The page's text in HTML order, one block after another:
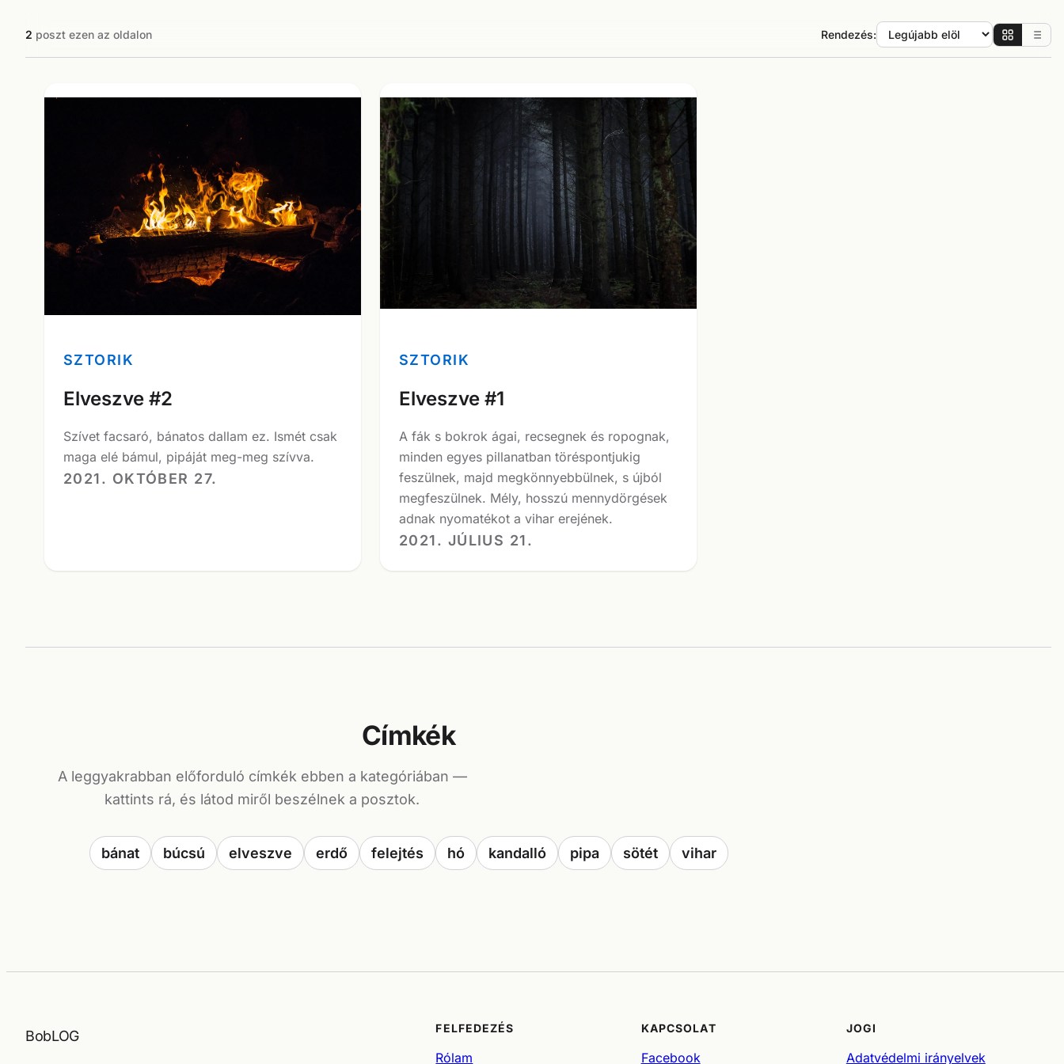
2 poszt ezen az oldalon Rendezés:
SZTORIK
Elveszve #2
Szívet facsaró, bánatos dallam ez. Ismét csak
maga elé bámul, pipáját meg-meg szívva.
2021. OKTÓBER 27.
SZTORIK
Elveszve #1
A fák s bokrok ágai, recsegnek és ropognak,
minden egyes pillanatban töréspontjukig
feszülnek, majd megkönnyebbülnek, s újból
megfeszülnek. Mély, hosszú mennydörgések
adnak nyomatékot a vihar erejének.
2021. JÚLIUS 21.
Címkék
A leggyakrabban előforduló címkék ebben a kategóriában —
kattints rá, és látod miről beszélnek a posztok.
bánat búcsú elveszve erdő felejtés hó kandalló pipa sötét vihar
BobLOG FELFEDEZÉS
Rólam
KAPCSOLAT
Facebook
JOGI
Adatvédelmi irányelvek